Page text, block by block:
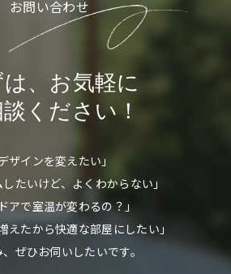
お問い合わせ
は、お気軽に
ください！
デザインを変えたい」
したいけど、よくわからない」
アで室温が変わるの？」
えたから快適な部屋にしたい」
ぜひお伺いしたいです。